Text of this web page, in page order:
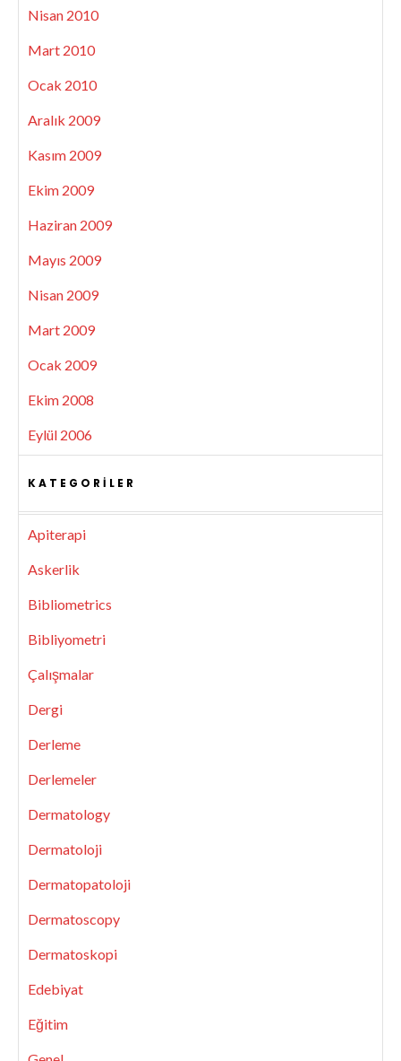
Nisan 2010
Mart 2010
Ocak 2010
Aralık 2009
Kasım 2009
Ekim 2009
Haziran 2009
Mayıs 2009
Nisan 2009
Mart 2009
Ocak 2009
Ekim 2008
Eylül 2006
KATEGORILER
Apiterapi
Askerlik
Bibliometrics
Bibliyometri
Çalışmalar
Dergi
Derleme
Derlemeler
Dermatology
Dermatoloji
Dermatopatoloji
Dermatoscopy
Dermatoskopi
Edebiyat
Eğitim